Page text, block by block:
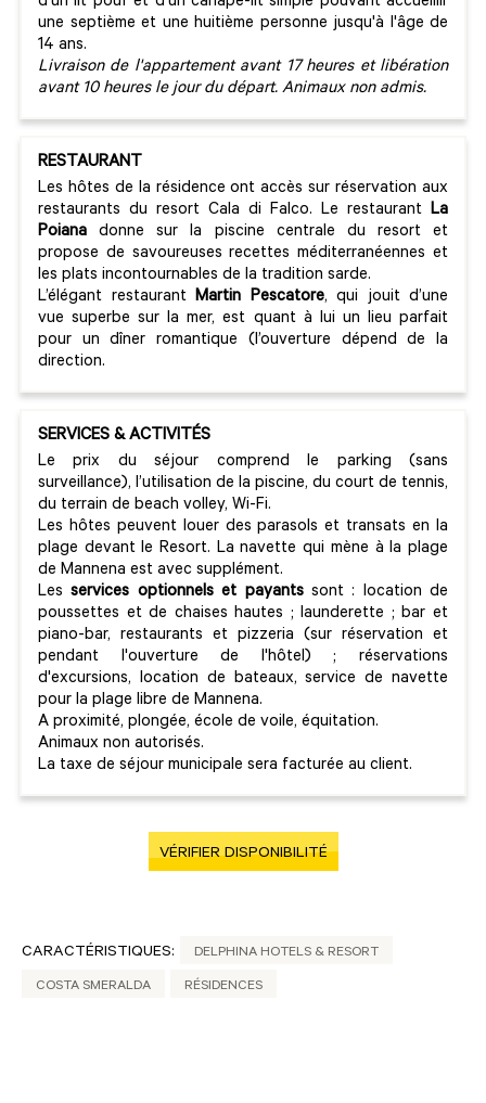
une septième et une huitième personne jusqu'à l'âge de
14 ans.
Livraison de l'appartement avant 17 heures et libération
avant 10 heures le jour du départ. Animaux non admis.
RESTAURANT
Les hôtes de la résidence ont accès sur réservation aux
restaurants du resort Cala di Falco. Le restaurant La
Poiana donne sur la piscine centrale du resort et
propose de savoureuses recettes méditerranéennes et
les plats incontournables de la tradition sarde.
L’élégant restaurant Martin Pescatore, qui jouit d’une
vue superbe sur la mer, est quant à lui un lieu parfait
pour un dîner romantique (l’ouverture dépend de la
direction.
SERVICES & ACTIVITÉS
Le prix du séjour comprend le parking (sans
surveillance), l’utilisation de la piscine, du court de tennis,
du terrain de beach volley, Wi-Fi.
Les hôtes peuvent louer des parasols et transats en la
plage devant le Resort. La navette qui mène à la plage
de Mannena est avec supplément.
Lesservices optionnels et payantssont : location de
poussettes et de chaises hautes ; launderette ; bar et
piano-bar, restaurants et pizzeria (sur réservation et
pendant l'ouverture de l'hôtel) ; réservations
d'excursions, location de bateaux, service de navette
pour la plage libre de Mannena.
A proximité, plongée, école de voile, équitation.
Animaux non autorisés.
La taxe de séjour municipale sera facturée au client.
VÉRIFIER DISPONIBILITÉ
CARACTÉRISTIQUES: DELPHINA HOTELS & RESORT
COSTA SMERALDA RÉSIDENCES